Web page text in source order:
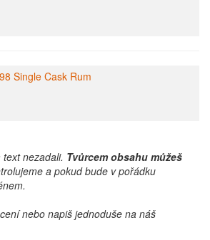
Single Cask Rum
nezadali. Tvůrcem obsahu můžeš
a pokud bude v pořádku
nebo napiš jednoduše na náš